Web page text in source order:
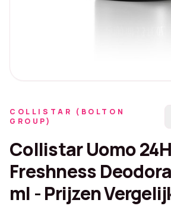
COLLISTAR (BOLTON
GROUP)
Collistar Uomo 24H
Freshness
ml - Prijzen